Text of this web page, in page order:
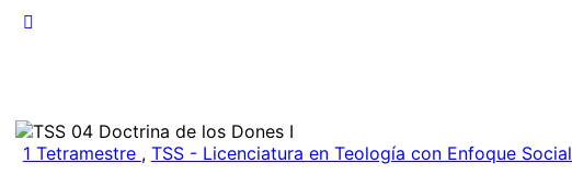
1 Tetramestre , TSS - Licenciatura en Teología con Enfoque Social